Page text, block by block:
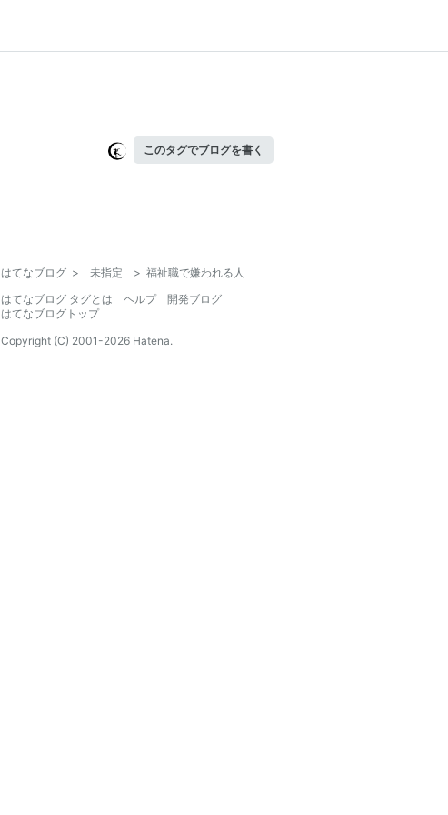
このタグでブログを書く
はてなブログ > 未指定 > 福祉職で嫌われる人
はてなブログ タグとは
ヘルプ
開発ブログ
はてなブログトップ
Copyright (C) 2001-2026 Hatena.